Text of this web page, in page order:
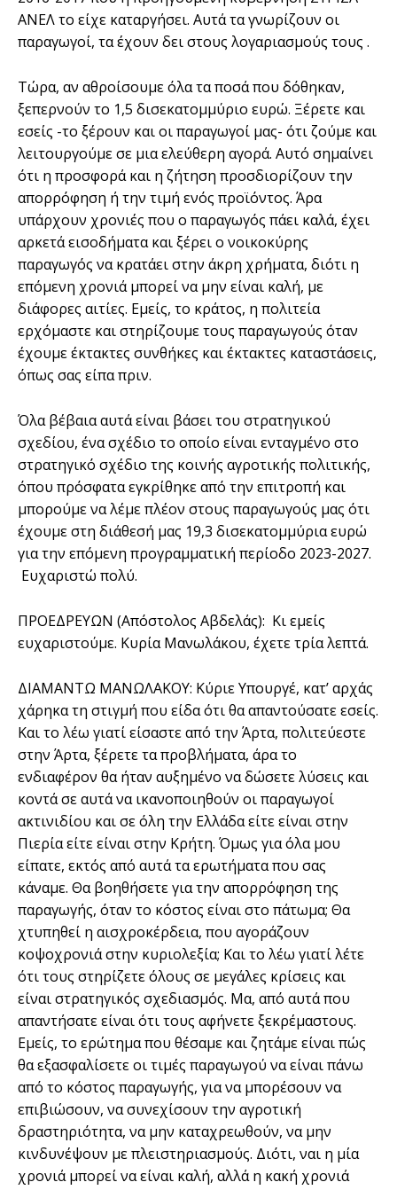
ΑΝΕΛ το είχε καταργήσει. Αυτά τα γνωρίζουν οι
παραγωγοί, τα έχουν δει στους λογαριασμούς τους .
Τώρα, αν αθροίσουμε όλα τα ποσά που δόθηκαν,
ξεπερνούν το 1,5 δισεκατομμύριο ευρώ. Ξέρετε και
εσείς -το ξέρουν και οι παραγωγοί μας- ότι ζούμε και
λειτουργούμε σε μια ελεύθερη αγορά. Αυτό σημαίνει
ότι η προσφορά και η ζήτηση προσδιορίζουν την
απορρόφηση ή την τιμή ενός προϊόντος. Άρα
υπάρχουν χρονιές που ο παραγωγός πάει καλά, έχει
αρκετά εισοδήματα και ξέρει ο νοικοκύρης
παραγωγός να κρατάει στην άκρη χρήματα, διότι η
επόμενη χρονιά μπορεί να μην είναι καλή, με
διάφορες αιτίες. Εμείς, το κράτος, η πολιτεία
ερχόμαστε και στηρίζουμε τους παραγωγούς όταν
έχουμε έκτακτες συνθήκες και έκτακτες καταστάσεις,
όπως σας είπα πριν.
Όλα βέβαια αυτά είναι βάσει του στρατηγικού
σχεδίου, ένα σχέδιο το οποίο είναι ενταγμένο στο
στρατηγικό σχέδιο της κοινής αγροτικής πολιτικής,
όπου πρόσφατα εγκρίθηκε από την επιτροπή και
μπορούμε να λέμε πλέον στους παραγωγούς μας ότι
έχουμε στη διάθεσή μας 19,3 δισεκατομμύρια ευρώ
για την επόμενη προγραμματική περίοδο 2023-2027.
Ευχαριστώ πολύ.
ΠΡΟΕΔΡΕΥΩΝ (Απόστολος Αβδελάς): Κι εμείς
ευχαριστούμε. Κυρία Μανωλάκου, έχετε τρία λεπτά.
ΔΙΑΜΑΝΤΩ ΜΑΝΩΛΑΚΟΥ: Κύριε Υπουργέ, κατ’ αρχάς
χάρηκα τη στιγμή που είδα ότι θα απαντούσατε εσείς.
Και το λέω γιατί είσαστε από την Άρτα, πολιτεύεστε
στην Άρτα, ξέρετε τα προβλήματα, άρα το
ενδιαφέρον θα ήταν αυξημένο να δώσετε λύσεις και
κοντά σε αυτά να ικανοποιηθούν οι παραγωγοί
ακτινιδίου και σε όλη την Ελλάδα είτε είναι στην
Πιερία είτε είναι στην Κρήτη. Όμως για όλα μου
είπατε, εκτός από αυτά τα ερωτήματα που σας
κάναμε. Θα βοηθήσετε για την απορρόφηση της
παραγωγής, όταν το κόστος είναι στο πάτωμα; Θα
χτυπηθεί η αισχροκέρδεια, που αγοράζουν
κοψοχρονιά στην κυριολεξία; Και το λέω γιατί λέτε
ότι τους στηρίζετε όλους σε μεγάλες κρίσεις και
είναι στρατηγικός σχεδιασμός. Μα, από αυτά που
απαντήσατε είναι ότι τους αφήνετε ξεκρέμαστους.
Εμείς, το ερώτημα που θέσαμε και ζητάμε είναι πώς
θα εξασφαλίσετε οι τιμές παραγωγού να είναι πάνω
από το κόστος παραγωγής, για να μπορέσουν να
επιβιώσουν, να συνεχίσουν την αγροτική
δραστηριότητα, να μην καταχρεωθούν, να μην
κινδυνέψουν με πλειστηριασμούς. Διότι, ναι η μία
χρονιά μπορεί να είναι καλή, αλλά η κακή χρονιά